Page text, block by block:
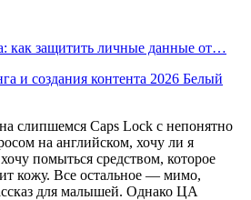
как защитить личные данные от…
и создания контента 2026 Белый
слипшемся Caps Lock с непонятно
на английском, хочу ли я
помыться средством, которое
кожу. Все остальное — мимо,
для малышей. Однако ЦА